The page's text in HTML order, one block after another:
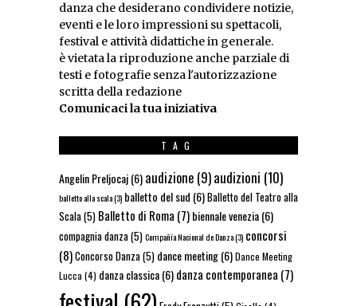
danza che desiderano condividere notizie,
eventi e le loro impressioni su spettacoli,
festival e attività didattiche in generale.
è vietata la riproduzione anche parziale di
testi e fotografie senza l'autorizzazione
scritta della redazione
Comunicaci la tua iniziativa
TAG
Angelin Preljocaj(6)audizione (9)audizioni (10)
balletto alla scala(3) balletto del sud (6)Balletto del Teatro alla
Scala(5) Balletto di Roma (7)biennale venezia(6)
compagnia danza(5)Compañía Nacional de Danza(3) concorsi
(8)Concorso Danza(5) dance meeting(6)Dance Meeting
Lucca(4) danza classica(6)danza contemporanea (7)